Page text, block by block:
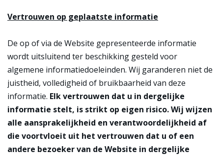
Vertrouwen op geplaatste informatie
De op of via de Website gepresenteerde informatie
wordt uitsluitend ter beschikking gesteld voor
algemene informatiedoeleinden. Wij garanderen niet de
juistheid, volledigheid of bruikbaarheid van deze
informatie. Elk vertrouwen dat u in dergelijke
informatie stelt, is strikt op eigen risico. Wij wijzen
alle aansprakelijkheid en verantwoordelijkheid af
die voortvloeit uit het vertrouwen dat u of een
andere bezoeker van de Website in dergelijke